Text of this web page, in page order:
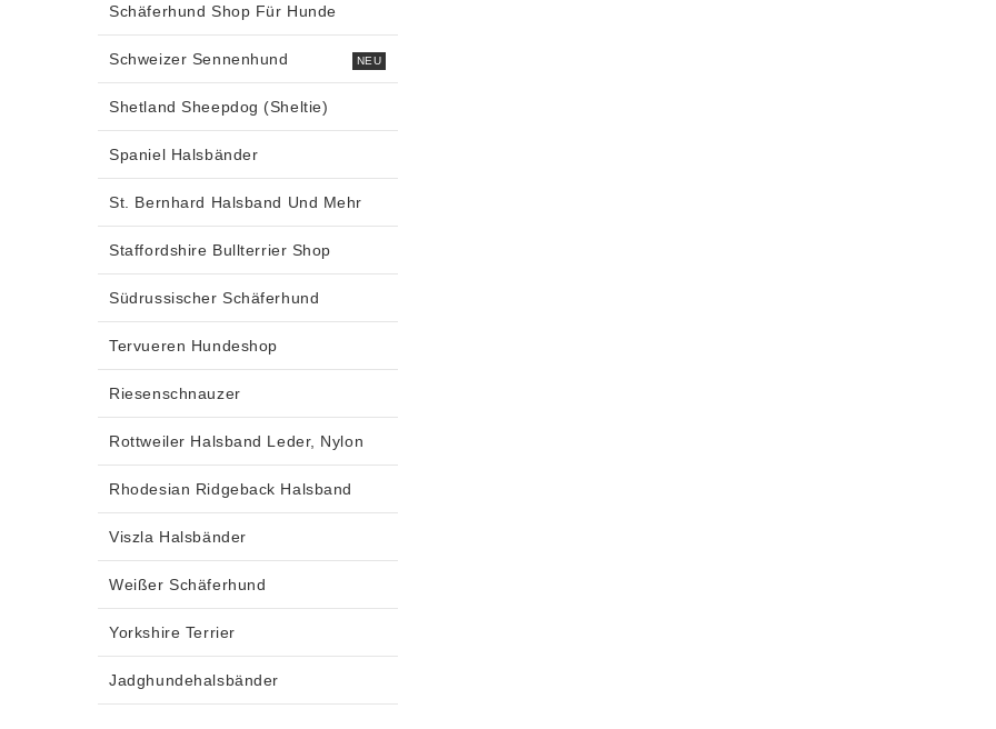
Schäferhund Shop Für Hunde
Schweizer Sennenhund NEU
Shetland Sheepdog (Sheltie)
Spaniel Halsbänder
St. Bernhard Halsband Und Mehr
Staffordshire Bullterrier Shop
Südrussischer Schäferhund
Tervueren Hundeshop
Riesenschnauzer
Rottweiler Halsband Leder, Nylon
Rhodesian Ridgeback Halsband
Viszla Halsbänder
Weißer Schäferhund
Yorkshire Terrier
Jadghundehalsbänder